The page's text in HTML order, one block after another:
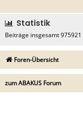
Statistik
Beiträge insgesamt975921
Foren-Übersicht
zum ABAKUS Forum